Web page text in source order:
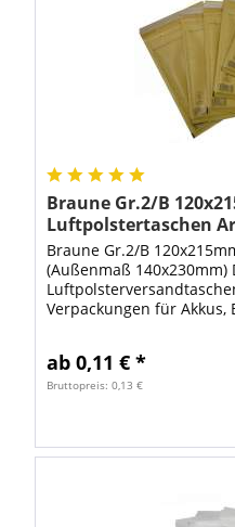
Braune Gr.2/B
Luftpolstertaschen
Braune Gr.2/B
(Außenmaß 140x230mm)
Verpackungen für
ab 0,11 € *
Bruttopreis: 0,13 €